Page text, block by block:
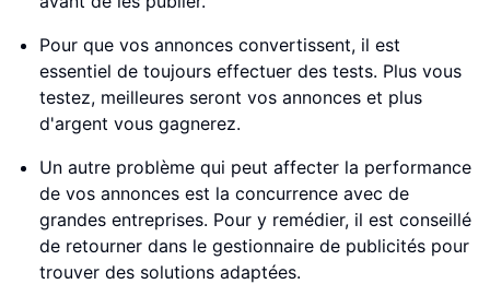
Pour que vos annonces convertissent, il est
essentiel de toujours effectuer des tests. Plus vous
testez, meilleures seront vos annonces et plus
d'argent vous gagnerez.
Un autre problème qui peut affecter la performance
de vos annonces est la concurrence avec de
grandes entreprises. Pour y remédier, il est conseillé
de retourner dans le gestionnaire de publicités pour
trouver des solutions adaptées.